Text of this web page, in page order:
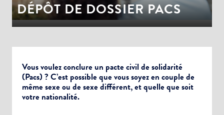
DÉPÔT DE DOSSIER PACS
Vous voulez conclure un pacte civil de solidarité
(Pacs) ? C’est possible que vous soyez en couple de
même sexe ou de sexe différent, et quelle que soit
votre nationalité.